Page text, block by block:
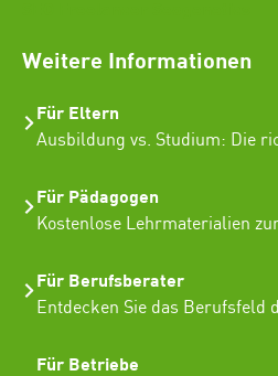
Weitere Informationen
Für Eltern
Ausbildung vs. Studium: Die
Für Pädagogen
Kostenlose Lehrmaterialien
Für Berufsberater
Entdecken Sie das Berufsfeld
Für Betriebe